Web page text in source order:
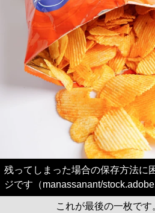
残ってしまった場合の保存方法に
ジです（manassanant/
これが最後の一枚です